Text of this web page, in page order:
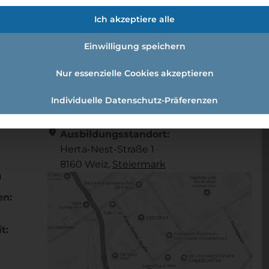
(w /m /d)
location_on Ausbildungsstandort:
Herta-Nest-Straße 1
8160 Weiz, Steier­mark
Ich akzeptiere alle
Einwilligung speichern
Nur essenzielle Cookies akzeptieren
Individuelle Datenschutz-Präferenzen